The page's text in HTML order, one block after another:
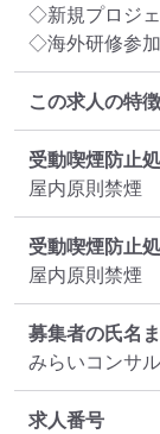
◇新規プロジェ
◇海外研修参加
この求人の特徴
受動喫煙防止
屋内原則禁煙
受動喫煙防止
屋内原則禁煙
募集者の氏名
みらいコンサ
求人番号